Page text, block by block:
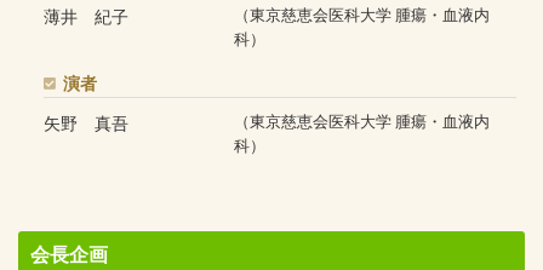
薄井 紀子
（東京慈恵会医科大学 腫瘍・血液内
科）
演者
矢野 真吾
（東京慈恵会医科大学 腫瘍・血液内
科）
会長企画